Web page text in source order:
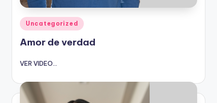
Publicado
en
Uncategorized
Amor de verdad
VER VIDEO...